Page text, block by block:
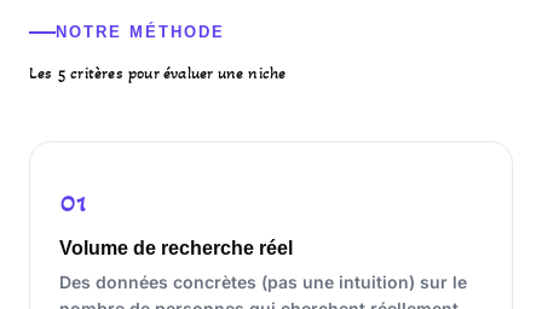
NOTRE MÉTHODE
Les 5 critères pour évaluer une niche
01
Volume de recherche réel
Des données concrètes (pas une intuition) sur le